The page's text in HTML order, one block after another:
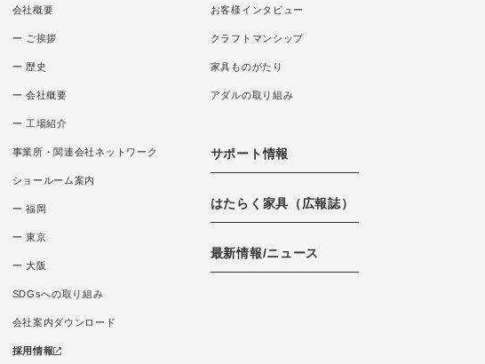
会社概要
ー ご挨拶
ー 歴史
ー 会社概要
ー 工場紹介
事業所・関連会社ネットワーク
ショールーム案内
ー 福岡
ー 東京
ー 大阪
SDGsへの取り組み
会社案内ダウンロード
採用情報
お客様インタビュー
クラフトマンシップ
家具ものがたり
アダルの取り組み
サポート情報
はたらく家具（広報誌）
最新情報/ニュース